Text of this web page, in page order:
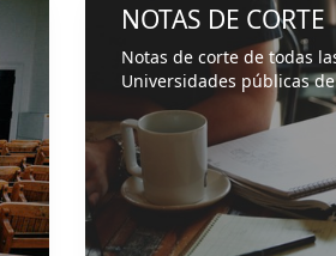
NOTAS DE CORTE
Notas de corte de todas
Universidades públicas